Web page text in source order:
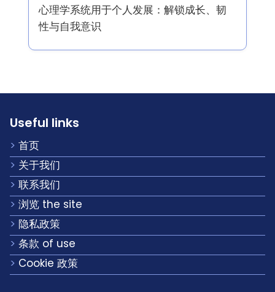
心理学系统用于个人发展：解锁成长、韧
性与自我意识
Useful links
首页
关于我们
联系我们
浏览 the site
隐私政策
条款 of use
Cookie 政策